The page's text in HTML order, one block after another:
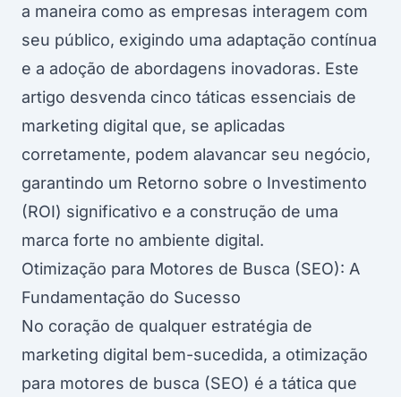
a maneira como as empresas interagem com
seu público, exigindo uma adaptação contínua
e a adoção de abordagens inovadoras. Este
artigo desvenda cinco táticas essenciais de
marketing digital que, se aplicadas
corretamente, podem alavancar seu negócio,
garantindo um Retorno sobre o Investimento
(ROI) significativo e a construção de uma
marca forte no ambiente digital.
Otimização para Motores de Busca (SEO): A
Fundamentação do Sucesso
No coração de qualquer estratégia de
marketing digital bem-sucedida, a otimização
para motores de busca (SEO) é a tática que